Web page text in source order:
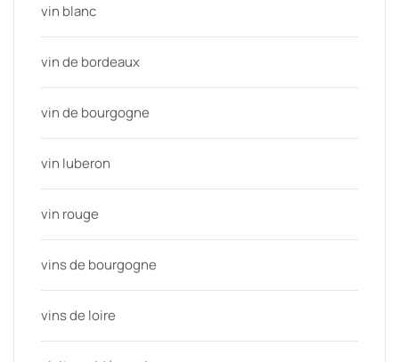
vin blanc
vin de bordeaux
vin de bourgogne
vin luberon
vin rouge
vins de bourgogne
vins de loire